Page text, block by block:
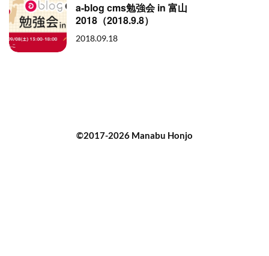
a-blog cms勉強会 in 富山
2018（2018.9.8）
2018.09.18
©2017-2026 Manabu Honjo